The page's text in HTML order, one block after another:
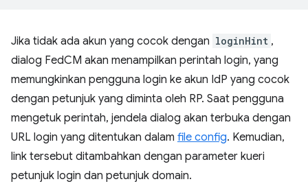
Jika tidak ada akun yang cocok dengan loginHint ,
dialog FedCM akan menampilkan perintah login, yang
memungkinkan pengguna login ke akun IdP yang cocok
dengan petunjuk yang diminta oleh RP. Saat pengguna
mengetuk perintah, jendela dialog akan terbuka dengan
URL login yang ditentukan dalam file config. Kemudian,
link tersebut ditambahkan dengan parameter kueri
petunjuk login dan petunjuk domain.